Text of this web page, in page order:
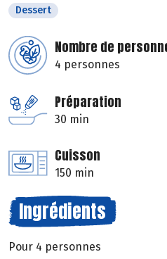
Dessert
Nombre de
4 personnes
Préparation
30 min
Cuisson
150 min
Ingrédients
Pour 4 personnes